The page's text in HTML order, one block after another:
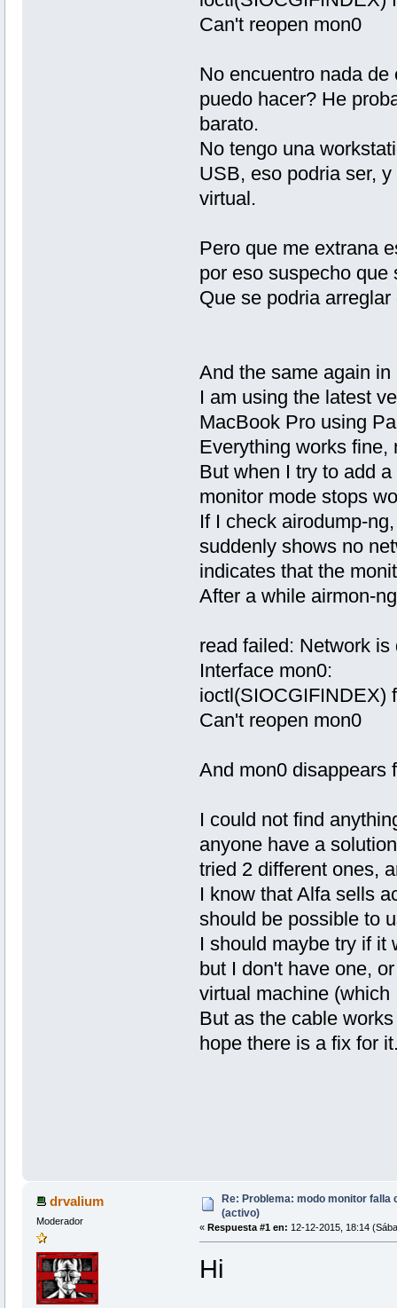
Can't reopen mon0
No encuentro nada
puedo hacer? He
barato.
No tengo una
USB, eso podria ser,
virtual.
Pero que me extrana
por eso suspecho que
Que se podria
And the same again in
I am using the latest
MacBook Pro using
Everything works fine,
But when I try to add
monitor mode stops
If I check airodump-
suddenly shows no
indicates that the
After a while airmon-
read failed: Network is
Interface mon0:
ioctl(SIOCGIFINDEX)
Can't reopen mon0
And mon0 disappears
I could not find
anyone have a
tried 2 different ones,
I know that Alfa sells
should be possible to
I should maybe try if it
but I don't have one,
virtual machine (which
But as the cable
hope there is a fix for
drvalium
Moderador
Re: Problema: modo monitor falla
(activo)
« Respuesta #1 en: 12-12-2015, 18:14
Hi